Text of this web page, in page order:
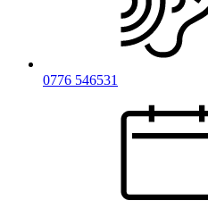
0776 546531